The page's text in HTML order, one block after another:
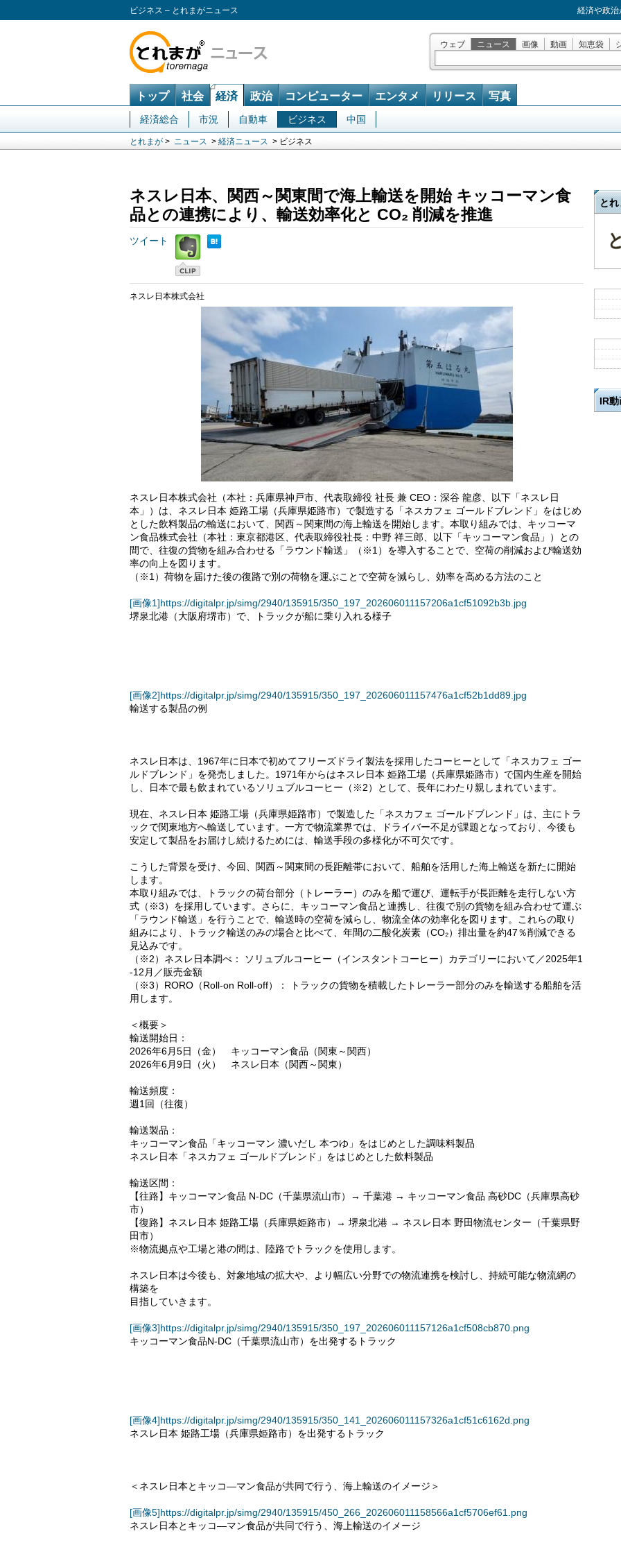
ビジネス – とれまがニュース 経済や政
ウェブ ニュース 画像 動画 知恵袋
トップ 社会 経済 政治 コンピューター エンタメ リリース 写真
経済総合 市況 自動車 ビジネス 中国
とれまが > ニュース > 経済ニュース > ビジネス
ネスレ日本、関西～関東間で海上輸送を開始 キッコーマン食
品との連携により、輸送効率化と CO₂ 削減を推進
ツイート
ネスレ日本株式会社
ネスレ日本株式会社（本社：兵庫県神戸市、代表取締役 社長 兼 CEO：深谷 龍彦、以下「ネスレ日
本」）は、ネスレ日本 姫路工場（兵庫県姫路市）で製造する「ネスカフェ ゴールドブレンド」をはじめ
とした飲料製品の輸送において、関西～関東間の海上輸送を開始します。本取り組みでは、キッコーマ
ン食品株式会社（本社：東京都港区、代表取締役社長：中野 祥三郎、以下「キッコーマン食品」）との
間で、往復の貨物を組み合わせる「ラウンド輸送」（※1）を導入することで、空荷の削減および輸送効
率の向上を図ります。
（※1）荷物を届けた後の復路で別の荷物を運ぶことで空荷を減らし、効率を高める方法のこと
[画像1]https://digitalpr.jp/simg/2940/135915/350_197_202606011157206a1cf51092b3b.jpg
堺泉北港（大阪府堺市）で、トラックが船に乗り入れる様子
[画像2]https://digitalpr.jp/simg/2940/135915/350_197_202606011157476a1cf52b1dd89.jpg
輸送する製品の例
ネスレ日本は、1967年に日本で初めてフリーズドライ製法を採用したコーヒーとして「ネスカフェ ゴー
ルドブレンド」を発売しました。1971年からはネスレ日本 姫路工場（兵庫県姫路市）で国内生産を開始
し、日本で最も飲まれているソリュブルコーヒー（※2）として、長年にわたり親しまれています。
現在、ネスレ日本 姫路工場（兵庫県姫路市）で製造した「ネスカフェ ゴールドブレンド」は、主にトラ
ックで関東地方へ輸送しています。一方で物流業界では、ドライバー不足が課題となっており、今後も
安定して製品をお届けし続けるためには、輸送手段の多様化が不可欠です。
こうした背景を受け、今回、関西～関東間の長距離帯において、船舶を活用した海上輸送を新たに開始
します。
本取り組みでは、トラックの荷台部分（トレーラー）のみを船で運び、運転手が長距離を走行しない方
式（※3）を採用しています。さらに、キッコーマン食品と連携し、往復で別の貨物を組み合わせて運ぶ
「ラウンド輸送」を行うことで、輸送時の空荷を減らし、物流全体の効率化を図ります。これらの取り
組みにより、トラック輸送のみの場合と比べて、年間の二酸化炭素（CO₂）排出量を約47％削減できる
見込みです。
（※2）ネスレ日本調べ： ソリュブルコーヒー（インスタントコーヒー）カテゴリーにおいて／2025年1
-12月／販売金額
（※3）RORO（Roll-on Roll-off）： トラックの貨物を積載したトレーラー部分のみを輸送する船舶を活
用します。
＜概要＞
輸送開始日：
2026年6月5日（金） キッコーマン食品（関東～関西）
2026年6月9日（火） ネスレ日本（関西～関東）
輸送頻度：
週1回（往復）
輸送製品：
キッコーマン食品「キッコーマン 濃いだし 本つゆ」をはじめとした調味料製品
ネスレ日本「ネスカフェ ゴールドブレンド」をはじめとした飲料製品
輸送区間：
【往路】キッコーマン食品 N-DC（千葉県流山市）→ 千葉港 → キッコーマン食品 高砂DC（兵庫県高砂
市）
【復路】ネスレ日本 姫路工場（兵庫県姫路市）→ 堺泉北港 → ネスレ日本 野田物流センター（千葉県野
田市）
※物流拠点や工場と港の間は、陸路でトラックを使用します。
ネスレ日本は今後も、対象地域の拡大や、より幅広い分野での物流連携を検討し、持続可能な物流網の
構築を
目指していきます。
[画像3]https://digitalpr.jp/simg/2940/135915/350_197_202606011157126a1cf508cb870.png
キッコーマン食品N-DC（千葉県流山市）を出発するトラック
[画像4]https://digitalpr.jp/simg/2940/135915/350_141_202606011157326a1cf51c6162d.png
ネスレ日本 姫路工場（兵庫県姫路市）を出発するトラック
＜ネスレ日本とキッコ―マン食品が共同で行う、海上輸送のイメージ＞
[画像5]https://digitalpr.jp/simg/2940/135915/450_266_202606011158566a1cf5706ef61.png
ネスレ日本とキッコ―マン食品が共同で行う、海上輸送のイメージ
とれ
IR動